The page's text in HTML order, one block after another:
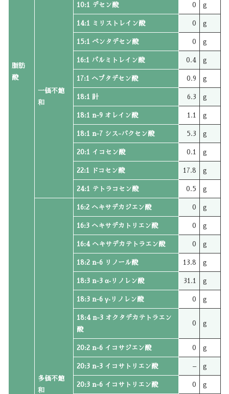
脂肪
酸
一価不飽
和
10:1 デセン酸 0 g
14:1 ミリストレイン酸 0 g
15:1 ペンタデセン酸 0 g
16:1 パルミトレイン酸 0.4 g
17:1 ヘプタデセン酸 0.9 g
18:1 計 6.3 g
18:1 n-9 オレイン酸 1.1 g
18:1 n-7 シス-バクセン酸 5.3 g
20:1 イコセン酸 0.1 g
22:1 ドコセン酸 17.8 g
24:1 テトラコセン酸 0.5 g
多価不飽
和
16:2 ヘキサデカジエン酸 0 g
16:3 ヘキサデカトリエン酸 0 g
16:4 ヘキサデカテトラエン酸 0 g
18:2 n-6 リノール酸 13.8 g
18:3 n-3 α‐リノレン酸 31.1 g
18:3 n-6 γ‐リノレン酸 0 g
18:4 n-3 オクタデカテトラエン
酸
0 g
20:2 n-6 イコサジエン酸 0 g
20:3 n-3 イコサトリエン酸 – g
20:3 n-6 イコサトリエン酸 0 g